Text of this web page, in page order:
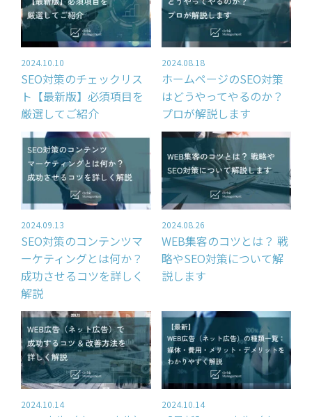
2024.10.10
SEO対策のチェックリス
ト【最新版】必須項目を
厳選してご紹介
2024.08.18
ホームページのSEO対策
はどうやってやるのか？
プロが解説します
2024.09.13
SEO対策のコンテンツマ
ーケティングとは何か？
成功させるコツを詳しく
解説
2024.08.26
WEB集客のコツとは？ 戦
略やSEO対策について解
説します
2024.10.14 2024.10.14